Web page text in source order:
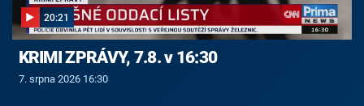
20:21
KRIMI ZPRÁVY, 7.8. v 16:30
7. srpna 2026 16:30